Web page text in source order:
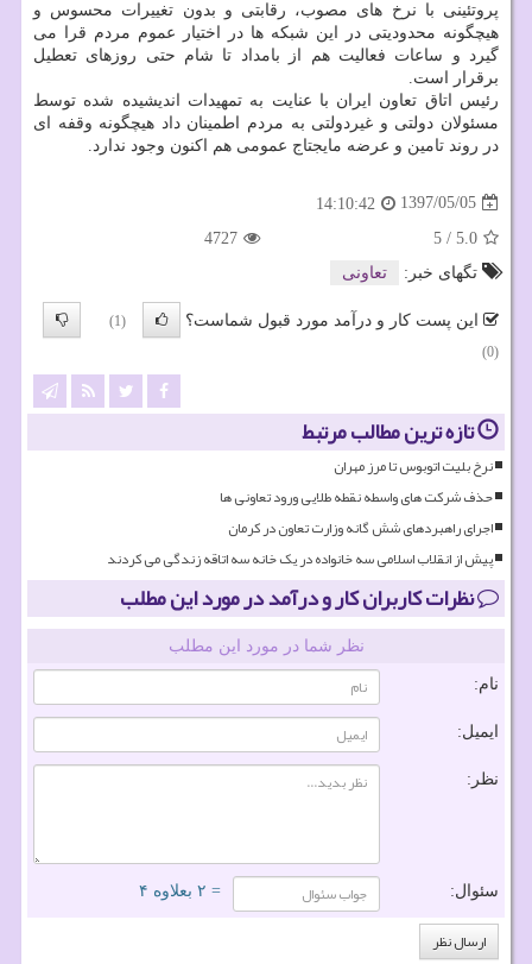
پروتئینی با نرخ های مصوب، رقابتی و بدون تغییرات محسوس و
هیچگونه محدودیتی در این شبكه ها در اختیار عموم مردم قرا می
گیرد و ساعات فعالیت هم از بامداد تا شام حتی روزهای تعطیل
برقرار است.
رئیس اتاق تعاون ایران با عنایت به تمهیدات اندیشیده شده توسط
مسئولان دولتی و غیردولتی به مردم اطمینان داد هیچگونه وقفه ای
در روند تامین و عرضه مایجتاج عمومی هم اكنون وجود ندارد.
1397/05/05
14:10:42
5.0
/
5
4727
تگهای خبر:
تعاونی
این پست کار و درآمد مورد قبول شماست؟
(1)
(0)
تازه ترین مطالب مرتبط
نرخ بلیت اتوبوس تا مرز مهران
حذف شرکت های واسطه نقطه طلایی ورود تعاونی ها
اجرای راهبردهای شش گانه وزارت تعاون در کرمان
پیش از انقلاب اسلامی سه خانواده در یک خانه سه اتاقه زندگی می کردند
نظرات کاربران کار و درآمد در مورد این مطلب
نظر شما در مورد این مطلب
نام:
ایمیل:
نظر:
سئوال: = ۲ بعلاوه ۴